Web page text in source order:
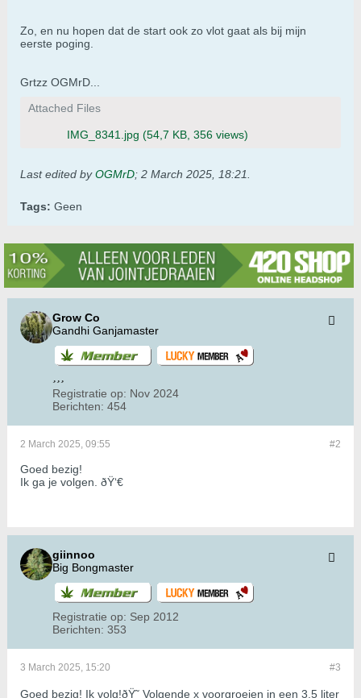
Zo, en nu hopen dat de start ook zo vlot gaat als bij mijn
eerste poging.
Grtzz OGMrD...
Attached Files
IMG_8341.jpg (54,7 KB, 356 views)
Last edited byOGMrD; 2 March 2025, 18:21
Tags: Geen
Grow Co
Gandhi Ganjamaster
Registratie op: Nov 2024
Berichten: 454
#2
2 March 2025, 09:55
Goed bezig!
Ik ga je volgen. ðŸ‘€
giinnoo
Big Bongmaster
Registratie op: Sep 2012
Berichten: 353
#3
3 March 2025, 15:20
Goed bezig! Ik volg!ðŸ˜ Volgende x voorgroeien in een 3.5 liter